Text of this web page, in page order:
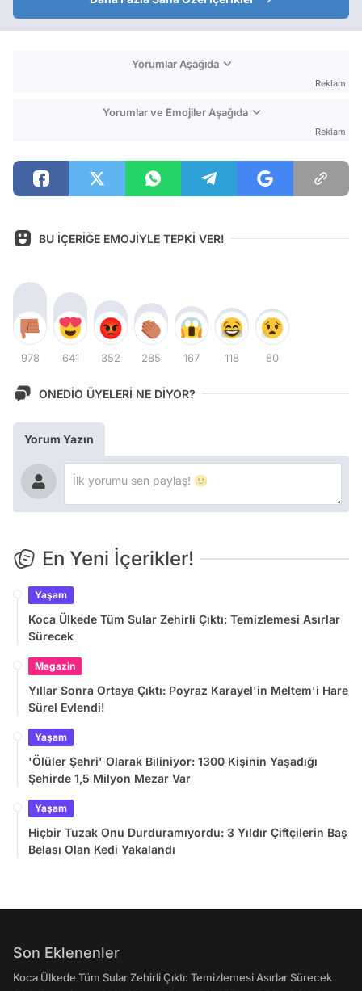
Yorumlar Aşağıda
Reklam
Yorumlar ve Emojiler Aşağıda
Reklam
BU İÇERİĞE EMOJİYLE TEPKİ VER!
978 641 352 285 167 118 80
ONEDİO ÜYELERİ NE DİYOR?
Yorum Yazın
En Yeni İçerikler!
Yaşam
Koca Ülkede Tüm Sular Zehirli Çıktı: Temizlemesi Asırlar
Sürecek
Magazin
Yıllar Sonra Ortaya Çıktı: Poyraz Karayel'in Meltem'i Hare
Sürel Evlendi!
Yaşam
'Ölüler Şehri' Olarak Biliniyor: 1300 Kişinin Yaşadığı
Şehirde 1,5 Milyon Mezar Var
Yaşam
Hiçbir Tuzak Onu Durduramıyordu: 3 Yıldır Çiftçilerin Baş
Belası Olan Kedi Yakalandı
Son Eklenenler
Koca Ülkede Tüm Sular Zehirli Çıktı: Temizlemesi Asırlar Sürecek